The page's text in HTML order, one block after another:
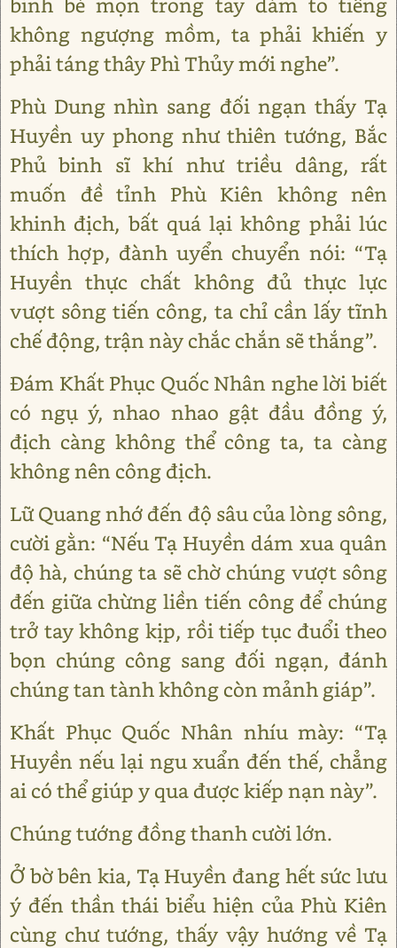
không ngượng mồm, ta phải khiến y
phải táng thây Phì Thủy mới nghe”.
Phù Dung nhìn sang đối ngạn thấy Tạ
Huyền uy phong như thiên tướng, Bắc
Phủ binh sĩ khí như triều dâng, rất
muốn đề tỉnh Phù Kiên không nên
khinh địch, bất quá lại không phải lúc
thích hợp, đành uyển chuyển nói: “Tạ
Huyền thực chất không đủ thực lực
vượt sông tiến công, ta chỉ cần lấy tĩnh
chế động, trận này chắc chắn sẽ thắng”.
Đám Khất Phục Quốc Nhân nghe lời biết
có ngụ ý, nhao nhao gật đầu đồng ý,
địch càng không thể công ta, ta càng
không nên công địch.
Lữ Quang nhớ đến độ sâu của lòng sông,
cười gằn: “Nếu Tạ Huyền dám xua quân
độ hà, chúng ta sẽ chờ chúng vượt sông
đến giữa chừng liền tiến công để chúng
trở tay không kịp, rồi tiếp tục đuổi theo
bọn chúng công sang đối ngạn, đánh
chúng tan tành không còn mảnh giáp”.
Khất Phục Quốc Nhân nhíu mày: “Tạ
Huyền nếu lại ngu xuẩn đến thế, chẳng
ai có thể giúp y qua được kiếp nạn này”.
Chúng tướng đồng thanh cười lớn.
Ở bờ bên kia, Tạ Huyền đang hết sức lưu
ý đến thần thái biểu hiện của Phù Kiên
cùng chư tướng, thấy vậy hướng về Tạ